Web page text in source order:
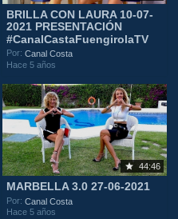
BRILLA CON LAURA 10-07-
2021 PRESENTACIÓN
#CanalCastaFuengirolaTV
Por:Canal Costa
Hace 5 años
44:46
MARBELLA 3.0 27-06-2021
Por:Canal Costa
Hace 5 años